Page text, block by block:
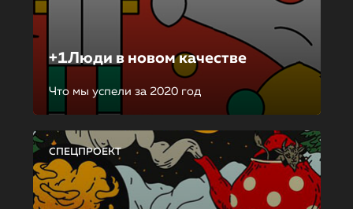
+1Люди в новом качестве
Что мы успели за 2020 год
СПЕЦПРОЕКТ